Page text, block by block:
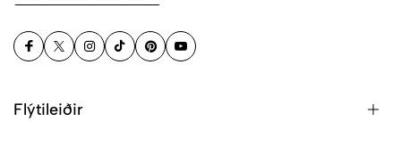
Flýtileiðir